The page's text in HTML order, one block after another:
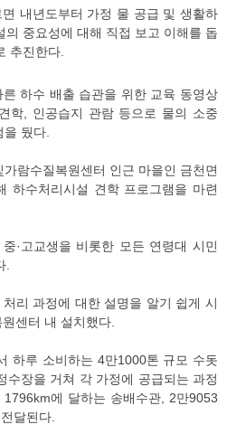
내년도부터 가정 물 공급 및 생활하
의 중요성에 대해 직접 보고 이해를 돕
추진한다.
하수 배출 습관을 위한 교육 동영상
학, 인공습지 관람 등으로 물의 소중
을 뒀다.
람수질복원센터 인근 마을인 금천면
하수처리시설 견학 프로그램을 마련
·고교생을 비롯한 모든 연령대 시민
.
리 과정에 대한 설명을 알기 쉽게 시
센터 내 설치했다.
하루 소비하는 4만1000톤 규모 수돗
수장을 거쳐 각 가정에 공급되는 과정
에 달하는 송배수관, 2만9053
달된다.